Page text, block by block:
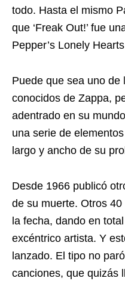
todo. Hasta el mismo
que ‘Freak Out!’ fue
Pepper’s Lonely
Puede que sea uno de
conocidos de Zappa,
adentrado en su
una serie de
largo y ancho de su
Desde 1966 publicó
de su muerte. Otros
la fecha, dando en
excéntrico artista. Y
lanzado. El tipo no
canciones, que quizás